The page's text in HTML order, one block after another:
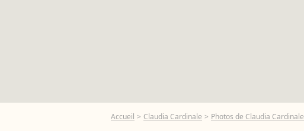
Accueil Claudia Cardinale Photos de Claudia Cardinale